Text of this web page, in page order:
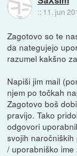
:: 11. jun
Zagotovo so te
da nategujejo
razumel kakšno
Napiši jim mail
njem po točkah
Zagotovo boš
pravijo. Tako
odgovori
svojih
/ uporabniško